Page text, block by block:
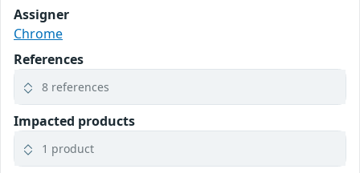
Assigner
Chrome
References
8 references
Impacted products
1 product